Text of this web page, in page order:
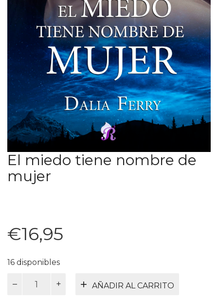
El miedo tiene nombre de
mujer
€16,95
16 disponibles
AÑADIR AL CARRITO